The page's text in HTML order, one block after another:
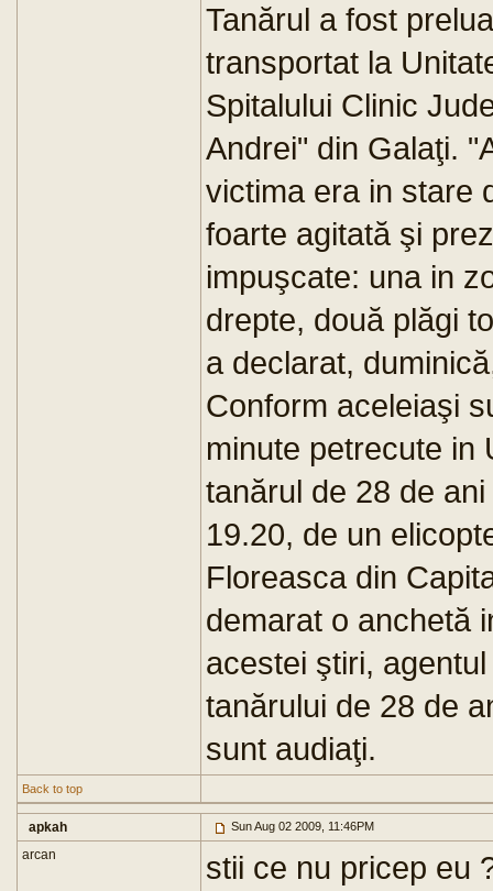
Tanărul a fost
transportat la
Spitalului Clinic
Andrei" din Galaţi.
victima era in stare
foarte agitată şi
impuşcate: una in
drepte, două plăgi
a declarat,
Conform aceleiaşi
minute petrecute in
tanărul de 28 de
19.20, de un
Floreasca din
demarat o anchetă
acestei ştiri,
tanărului de 28 de
sunt audiaţi.
Back to top
apkah Sun Aug 02 2009, 11:46PM
arcan
stii ce nu pricep eu